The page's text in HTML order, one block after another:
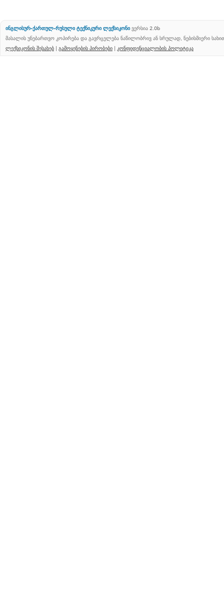
ინგლისურ-ქართულ-რუსული ტექნიკური ლექსიკონი ვერსია 2.0b
მასალის უნებართვო კოპირება და გავრცელება ნაწილობრივ ან სრულად, ნებისმიერი
ლექსიკონის შესახებ | გამოყენების პირობები | კონფიდენციალობის პოლიტიკა